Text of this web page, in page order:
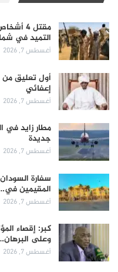
مقتل
التميد في
أغسطس 7, 2026
أول تعليق من
إعفائي
أغسطس 7, 2026
مطار زايد في
جديدة
أغسطس 7, 2026
سفارة
المقيمين
أغسطس 7, 2026
كبر: إقصاء
وعلى
أغسطس 7, 2026